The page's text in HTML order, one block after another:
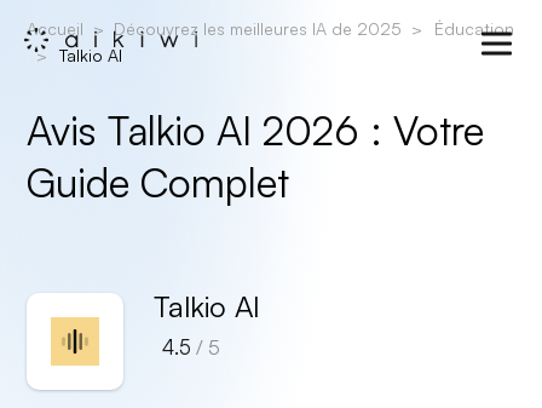
Accueil Découvrez les meilleures IA de 2025
Éducation
Talkio AI
Avis Talkio AI 2026 : Votre
Guide Complet
Talkio AI
4.5 / 5